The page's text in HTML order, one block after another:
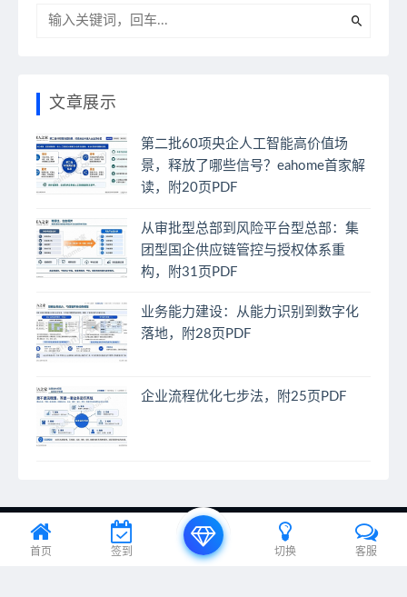
文章展示
第二批60项央企人工智能高价值场
景，释放了哪些信号？eahome首家解
读，附20页PDF
从审批型总部到风险平台型总部：集
团型国企供应链管控与授权体系重
构，附31页PDF
业务能力建设：从能力识别到数字化
落地，附28页PDF
企业流程优化七步法，附25页PDF
© 2024 EA之家 - eahome.com.cn All rights reserved
首页 签到 切换 客服